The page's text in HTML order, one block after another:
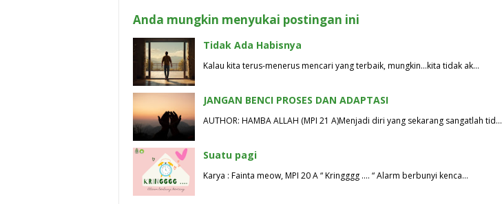
Anda mungkin menyukai postingan ini
Tidak Ada Habisnya
Kalau kita terus-menerus mencari yang terbaik, mungkin...kita tidak ak…
JANGAN BENCI PROSES DAN ADAPTASI
AUTHOR: HAMBA ALLAH (MPI 21 A)Menjadi diri yang sekarang sangatlah tid…
Suatu pagi
Karya : Fainta meow, MPI 20 A “ Kringggg .... “ Alarm berbunyi kenca…